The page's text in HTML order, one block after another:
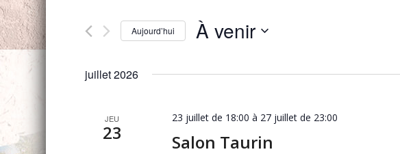
de
vues
Évènements
Évènements
par
Aujourd’hui À venir
juillet 2026
JEU
23
23 juillet de 18:00 à 27 juillet de 23:00
Salon Taurin